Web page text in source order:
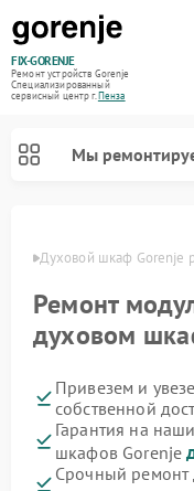
FIX-GORENJE
Ремонт устройств Gorenje
Специализированный
cервисный центр г.Пенза
Мы
Духовой шкаф Gorenje
Ремонт
духовом
Привезем и
собственной
Гарантия на
шкафов Gorenje
Срочный